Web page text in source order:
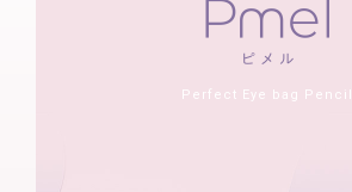
Perfect Eye bag Pencil